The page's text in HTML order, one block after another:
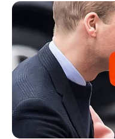
15:45 / 06 Avqust 2026
Boğazı ağaran
Həkimdən vacib
110